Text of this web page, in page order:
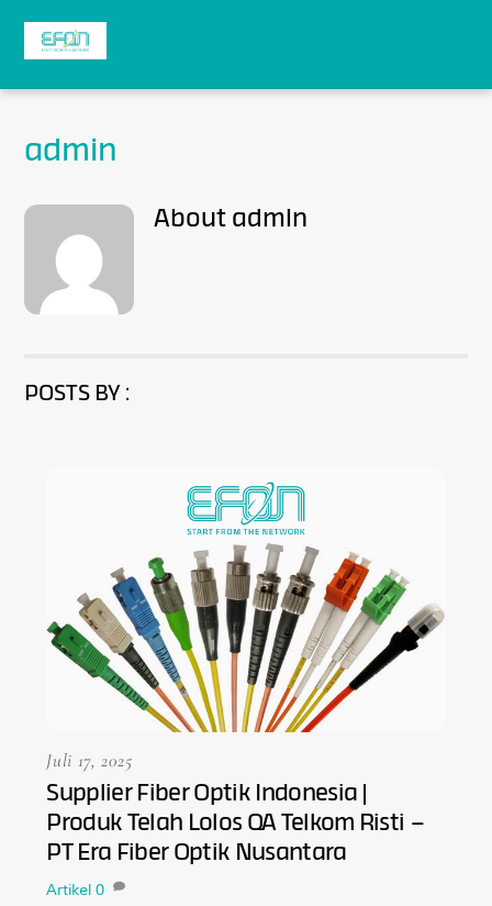
content
admin
About admin
POSTS BY :
Juli 17, 2025
Supplier Fiber Optik Indonesia |
Produk Telah Lolos QA Telkom Risti –
PT Era Fiber Optik Nusantara
Artikel 0